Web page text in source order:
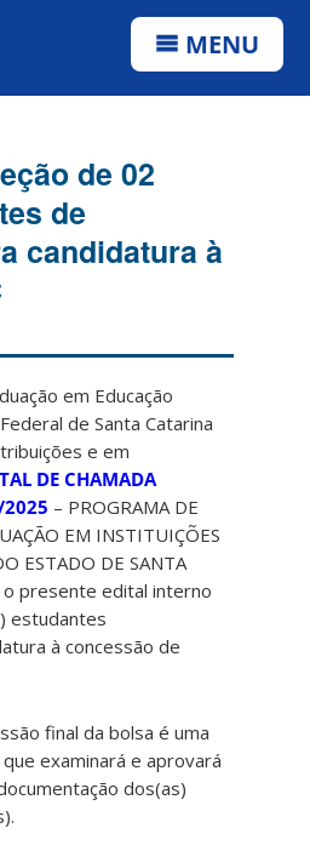
MENU
de 02
de
candidatura à
em Educação
de Santa Catarina
e em
DE CHAMADA
2025 – PROGRAMA DE
EM INSTITUIÇÕES
ESTADO DE SANTA
o presente edital interno
estudantes
à concessão de
final da bolsa é uma
examinará e aprovará
dos(as)